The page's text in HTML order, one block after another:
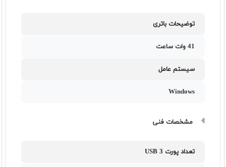
توضیحات باتری
41 وات ساعت
سیستم عامل
Windows
مشخصات فنی
تعداد پورت USB 3